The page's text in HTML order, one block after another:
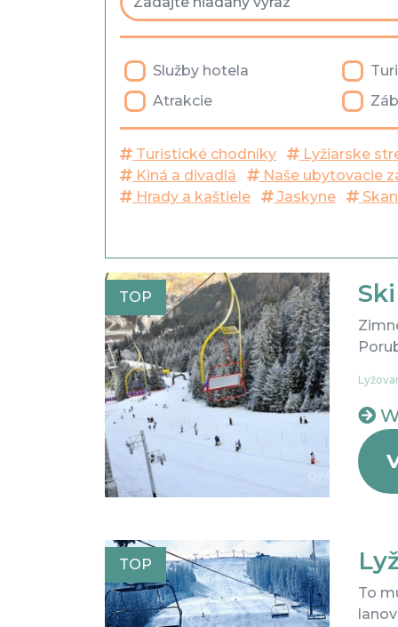
Služby hotela
Atrakcie
Turistické chodníky
Lyžiarske
Kiná a divadlá
Naše ubytovacie
Hrady a kaštiele
Jaskyne
TOP
TOP
To